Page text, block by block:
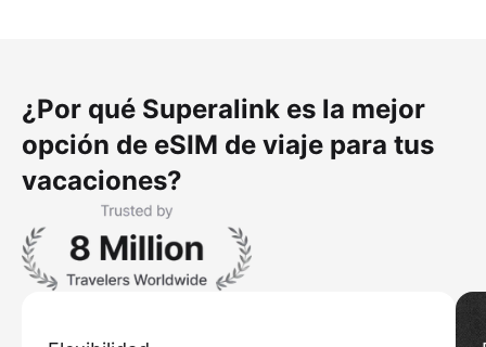
¿Por qué Superalink es la mejor
opción de eSIM de viaje para tus
vacaciones?